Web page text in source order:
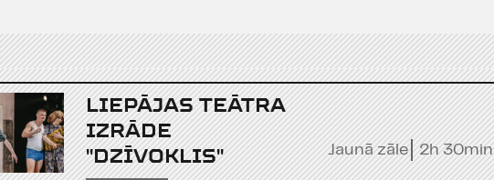
LIEPĀJAS TEĀTRA
IZRĀDE
"DZĪVOKLIS"
Jaunā zāle 2h 30min